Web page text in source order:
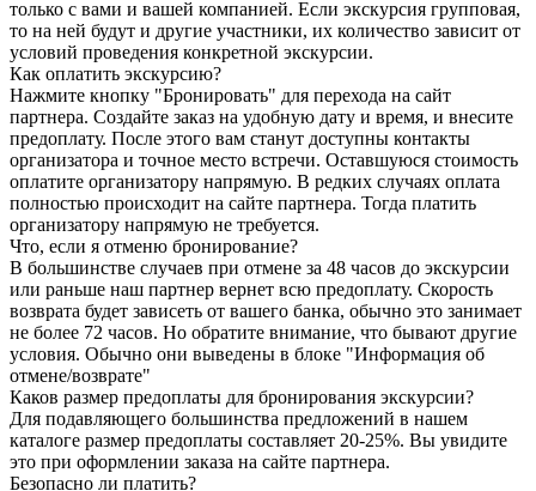
только с вами и вашей компанией. Если экскурсия групповая,
то на ней будут и другие участники, их количество зависит от
условий проведения конкретной экскурсии.
Как оплатить экскурсию?
Нажмите кнопку "Бронировать" для перехода на сайт
партнера. Создайте заказ на удобную дату и время, и внесите
предоплату. После этого вам станут доступны контакты
организатора и точное место встречи. Оставшуюся стоимость
оплатите организатору напрямую. В редких случаях оплата
полностью происходит на сайте партнера. Тогда платить
организатору напрямую не требуется.
Что, если я отменю бронирование?
В большинстве случаев при отмене за 48 часов до экскурсии
или раньше наш партнер вернет всю предоплату. Скорость
возврата будет зависеть от вашего банка, обычно это занимает
не более 72 часов. Но обратите внимание, что бывают другие
условия. Обычно они выведены в блоке "Информация об
отмене/возврате"
Каков размер предоплаты для бронирования экскурсии?
Для подавляющего большинства предложений в нашем
каталоге размер предоплаты составляет 20-25%. Вы увидите
это при оформлении заказа на сайте партнера.
Безопасно ли платить?